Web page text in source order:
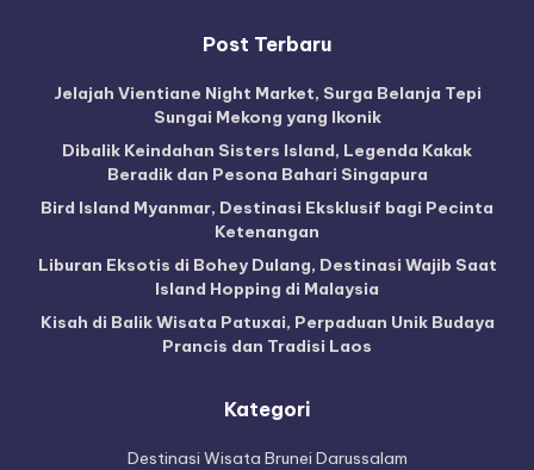
Post Terbaru
Jelajah Vientiane Night Market, Surga Belanja Tepi
Sungai Mekong yang Ikonik
Dibalik Keindahan Sisters Island, Legenda Kakak
Beradik dan Pesona Bahari Singapura
Bird Island Myanmar, Destinasi Eksklusif bagi Pecinta
Ketenangan
Liburan Eksotis di Bohey Dulang, Destinasi Wajib Saat
Island Hopping di Malaysia
Kisah di Balik Wisata Patuxai, Perpaduan Unik Budaya
Prancis dan Tradisi Laos
Kategori
Destinasi Wisata Brunei Darussalam